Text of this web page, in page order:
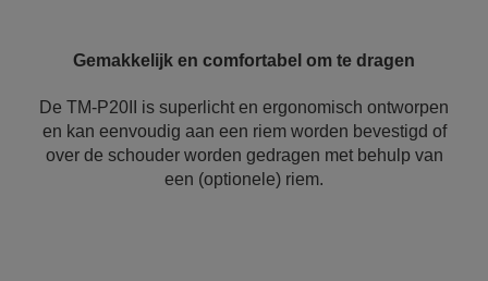
Gemakkelijk en comfortabel om te dragen
De TM-P20II is superlicht en ergonomisch ontworpen
en kan eenvoudig aan een riem worden bevestigd of
over de schouder worden gedragen met behulp van
een (optionele) riem.